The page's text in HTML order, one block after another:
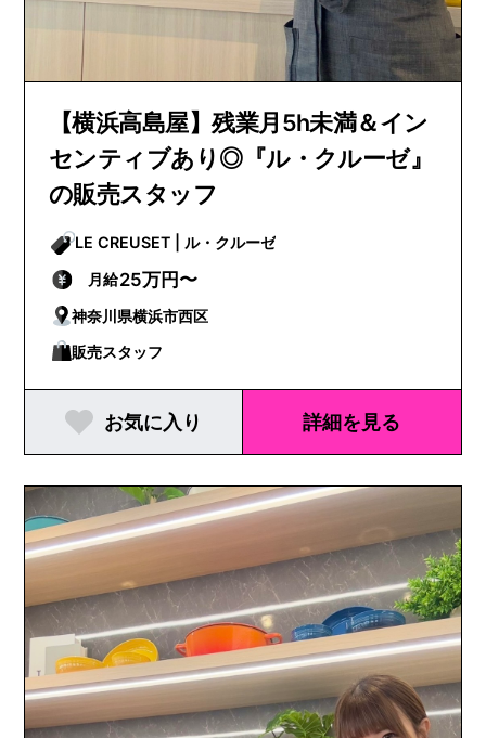
【横浜高島屋】残業月5h未満＆イン
センティブあり◎『ル・クルーゼ』
の販売スタッフ
LE CREUSET | ル・クルーゼ
月給25万円〜
神奈川県横浜市西区
販売スタッフ
お気に入り 詳細を見る